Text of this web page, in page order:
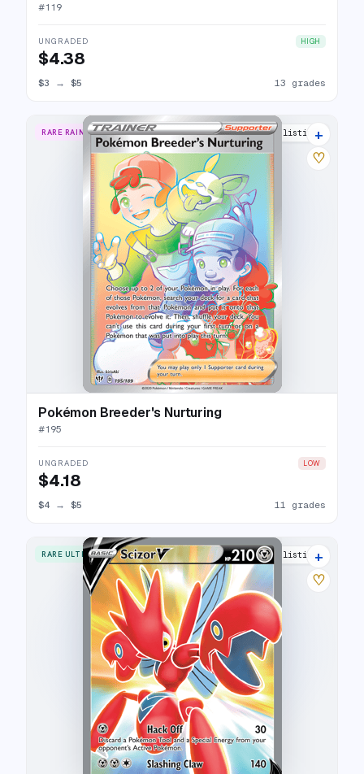
#119
UNGRADED HIGH
$4.38
$3 → $5 13 grades
RARE RAINBOW 14 listings
+
♡
Pokémon Breeder's Nurturing
#195
UNGRADED LOW
$4.18
$4 → $5 11 grades
RARE ULTRA 17 listings
+
♡